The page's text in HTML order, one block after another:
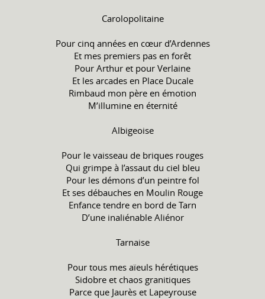
Carolopolitaine
Pour cinq années en cœur d’Ardennes
Et mes premiers pas en forêt
Pour Arthur et pour Verlaine
Et les arcades en Place Ducale
Rimbaud mon père en émotion
M’illumine en éternité
Albigeoise
Pour le vaisseau de briques rouges
Qui grimpe à l’assaut du ciel bleu
Pour les démons d’un peintre fol
Et ses débauches en Moulin Rouge
Enfance tendre en bord de Tarn
D’une inaliénable Aliénor
Tarnaise
Pour tous mes aïeuls hérétiques
Sidobre et chaos granitiques
Parce que Jaurès et Lapeyrouse